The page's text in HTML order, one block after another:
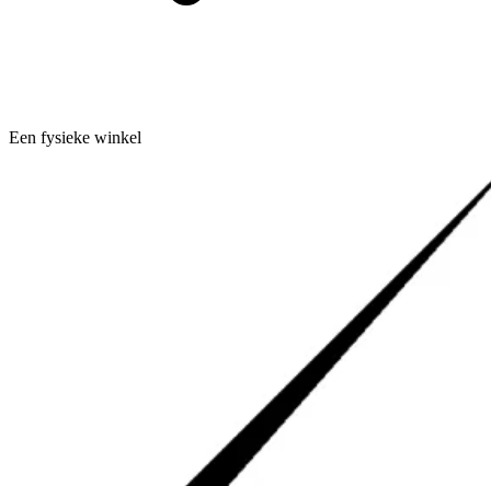
Een fysieke winkel